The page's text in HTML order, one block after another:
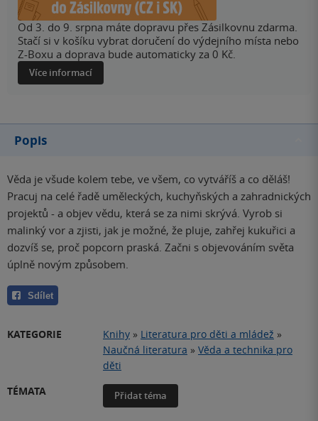
Od 3. do 9. srpna máte dopravu přes Zásilkovnu zdarma.
Stačí si v košíku vybrat doručení do výdejního místa nebo
Z-Boxu a doprava bude automaticky za 0 Kč.
Více informací
Popis
Věda je všude kolem tebe, ve všem, co vytváříš a co děláš!
Pracuj na celé řadě uměleckých, kuchyňských a zahradnických
projektů - a objev vědu, která se za nimi skrývá. Vyrob si
malinký vor a zjisti, jak je možné, že pluje, zahřej kukuřici a
dozvíš se, proč popcorn praská. Začni s objevováním světa
úplně novým způsobem.
Sdílet
KATEGORIE Knihy » Literatura pro děti a mládež »
Naučná literatura » Věda a technika pro
děti
TÉMATA
Přidat téma